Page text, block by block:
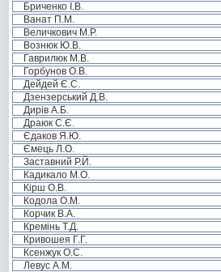
Бриченко І.В.
Ванат П.М.
Величкович М.Р.
Вознюк Ю.В.
Гаврилюк М.В.
Горбунов О.В.
Дейдей Є.С.
Дзензерський Д.В.
Дирів А.Б.
Драюк С.Є.
Єдаков Я.Ю.
Ємець Л.О.
Заставний Р.Й.
Кадикало М.О.
Кірш О.В.
Кодола О.М.
Корчик В.А.
Кремінь Т.Д.
Кривошея Г.Г.
Ксенжук О.С.
Левус А.М.